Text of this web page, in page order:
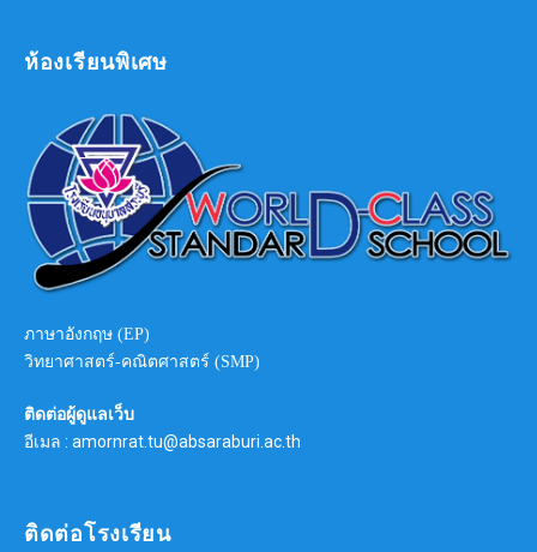
ห้องเรียนพิเศษ
ภาษาอังกฤษ (EP)
วิทยาศาสตร์-คณิตศาสตร์ (SMP)
ติดต่อผู้ดูแลเว็บ
อีเมล : amornrat.tu@absaraburi.ac.th
ติดต่อโรงเรียน